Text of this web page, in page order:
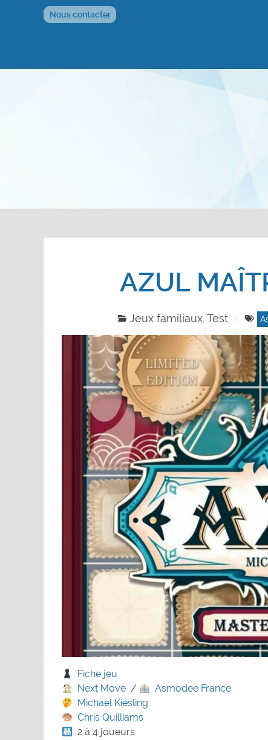
Nous contacter
AZUL
Jeux familiaux Test
Fiche jeu
Next Move /
Asmodee France
Michael Kiesling
Chris Quilliams
2 à 4 joueurs